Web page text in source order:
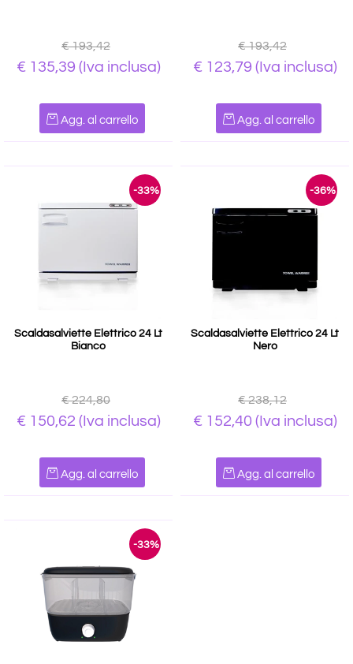
€ 193,42
€ 135,39 (Iva inclusa)
Agg. al carrello
€ 193,42
€ 123,79 (Iva inclusa)
Agg. al carrello
-33%
Scaldasalviette Elettrico 24 Lt
Bianco
€ 224,80
€ 150,62 (Iva inclusa)
Agg. al carrello
-36%
Scaldasalviette Elettrico 24 Lt
Nero
€ 238,12
€ 152,40 (Iva inclusa)
Agg. al carrello
-33%